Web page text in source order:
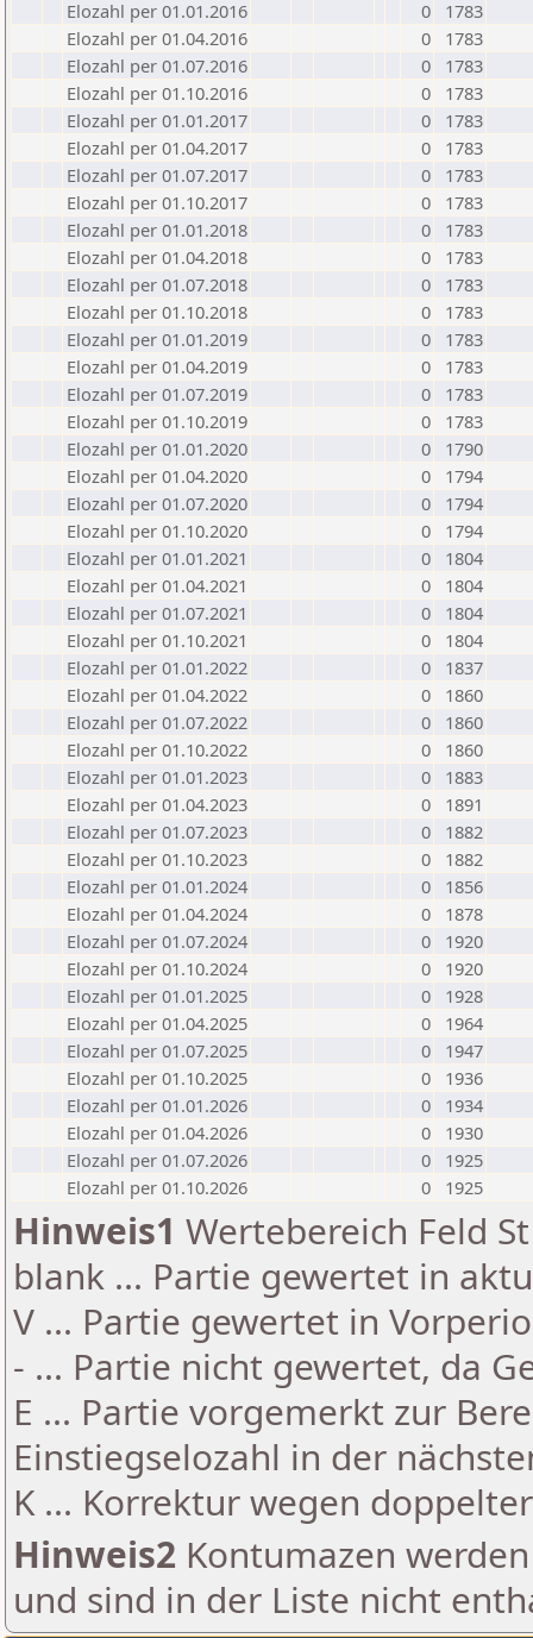
Elozahl per 01.01.2016
0
1783
Elozahl per 01.04.2016
0
1783
Elozahl per 01.07.2016
0
1783
Elozahl per 01.10.2016
0
1783
Elozahl per 01.01.2017
0
1783
Elozahl per 01.04.2017
0
1783
Elozahl per 01.07.2017
0
1783
Elozahl per 01.10.2017
0
1783
Elozahl per 01.01.2018
0
1783
Elozahl per 01.04.2018
0
1783
Elozahl per 01.07.2018
0
1783
Elozahl per 01.10.2018
0
1783
Elozahl per 01.01.2019
0
1783
Elozahl per 01.04.2019
0
1783
Elozahl per 01.07.2019
0
1783
Elozahl per 01.10.2019
0
1783
Elozahl per 01.01.2020
0
1790
Elozahl per 01.04.2020
0
1794
Elozahl per 01.07.2020
0
1794
Elozahl per 01.10.2020
0
1794
Elozahl per 01.01.2021
0
1804
Elozahl per 01.04.2021
0
1804
Elozahl per 01.07.2021
0
1804
Elozahl per 01.10.2021
0
1804
Elozahl per 01.01.2022
0
1837
Elozahl per 01.04.2022
0
1860
Elozahl per 01.07.2022
0
1860
Elozahl per 01.10.2022
0
1860
Elozahl per 01.01.2023
0
1883
Elozahl per 01.04.2023
0
1891
Elozahl per 01.07.2023
0
1882
Elozahl per 01.10.2023
0
1882
Elozahl per 01.01.2024
0
1856
Elozahl per 01.04.2024
0
1878
Elozahl per 01.07.2024
0
1920
Elozahl per 01.10.2024
0
1920
Elozahl per 01.01.2025
0
1928
Elozahl per 01.04.2025
0
1964
Elozahl per 01.07.2025
0
1947
Elozahl per 01.10.2025
0
1936
Elozahl per 01.01.2026
0
1934
Elozahl per 01.04.2026
0
1930
Elozahl per 01.07.2026
0
1925
Elozahl per 01.10.2026
0 1925
Hinweis1 Wertebereich Feld
blank ... Partie gewertet in
V ... Partie gewertet in
- ... Partie nicht gewertet, da
E ... Partie vorgemerkt zur
Einstiegselozahl in der
K ... Korrektur wegen
Hinweis2 Kontumazen
und sind in der Liste nicht